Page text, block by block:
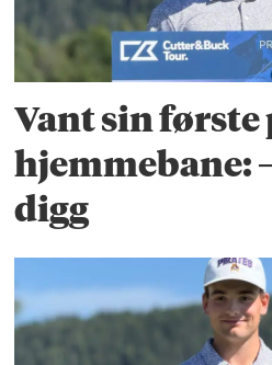
Vant sin første
hjemmebane:
digg